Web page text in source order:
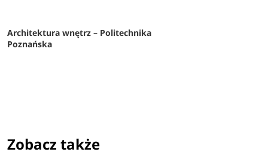
Architektura wnętrz – Politechnika
Poznańska
Zobacz także